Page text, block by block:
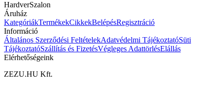
HardverSzalon
Áruház
KategóriákTermékekCikkekBelépésRegisztráció
Információ
Általános Szerződési FeltételekAdatvédelmi TájékoztatóSüti
TájékoztatóSzállítás és FizetésVégleges AdattörlésElállás
Elérhetőségeink
ZEZU.HU Kft.